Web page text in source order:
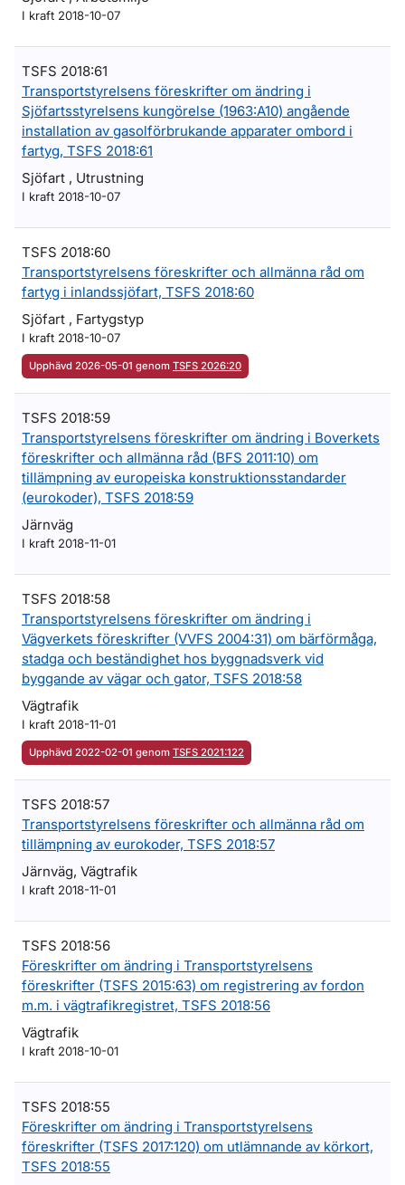
I kraft 2018-10-07
TSFS 2018:61
Transportstyrelsens föreskrifter om ändring i
Sjöfartsstyrelsens kungörelse (1963:A10) angående
installation av gasolförbrukande apparater ombord i
fartyg, TSFS 2018:61
Sjöfart , Utrustning
I kraft 2018-10-07
TSFS 2018:60
Transportstyrelsens föreskrifter och allmänna råd om
fartyg i inlandssjöfart, TSFS 2018:60
Sjöfart , Fartygstyp
I kraft 2018-10-07
Upphävd 2026-05-01 genom TSFS 2026:20
TSFS 2018:59
Transportstyrelsens föreskrifter om ändring i Boverkets
föreskrifter och allmänna råd (BFS 2011:10) om
tillämpning av europeiska konstruktionsstandarder
(eurokoder), TSFS 2018:59
Järnväg
I kraft 2018-11-01
TSFS 2018:58
Transportstyrelsens föreskrifter om ändring i
Vägverkets föreskrifter (VVFS 2004:31) om bärförmåga,
stadga och beständighet hos byggnadsverk vid
byggande av vägar och gator, TSFS 2018:58
Vägtrafik
I kraft 2018-11-01
Upphävd 2022-02-01 genom TSFS 2021:122
TSFS 2018:57
Transportstyrelsens föreskrifter och allmänna råd om
tillämpning av eurokoder, TSFS 2018:57
Järnväg, Vägtrafik
I kraft 2018-11-01
TSFS 2018:56
Föreskrifter om ändring i Transportstyrelsens
föreskrifter (TSFS 2015:63) om registrering av fordon
m.m. i vägtrafikregistret, TSFS 2018:56
Vägtrafik
I kraft 2018-10-01
TSFS 2018:55
Föreskrifter om ändring i Transportstyrelsens
föreskrifter (TSFS 2017:120) om utlämnande av körkort,
TSFS 2018:55